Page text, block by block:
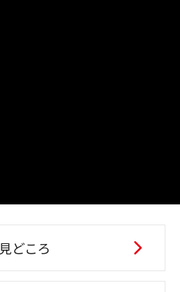
見どころ